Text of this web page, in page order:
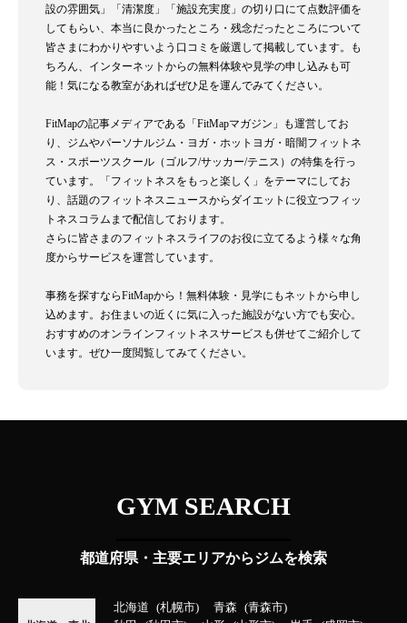
設の雰囲気」「清潔度」「施設充実度」の切り口にて点数評価を
してもらい、本当に良かったところ・残念だったところについて
皆さまにわかりやすいよう口コミを厳選して掲載しています。も
ちろん、インターネットからの無料体験や見学の申し込みも可
能！気になる教室があればぜひ足を運んでみてください。
FitMapの記事メディアである「FitMapマガジン」も運営してお
り、ジムやパーソナルジム・ヨガ・ホットヨガ・暗闇フィットネ
ス・スポーツスクール（ゴルフ/サッカー/テニス）の特集を行っ
ています。「フィットネスをもっと楽しく」をテーマにしてお
り、話題のフィットネスニュースからダイエットに役立つフィッ
トネスコラムまで配信しております。
さらに皆さまのフィットネスライフのお役に立てるよう様々な角
度からサービスを運営しています。
事務を探すならFitMapから！無料体験・見学にもネットから申し
込めます。お住まいの近くに気に入った施設がない方でも安心。
おすすめのオンラインフィットネスサービスも併せてご紹介して
います。ぜひ一度閲覧してみてください。
GYM SEARCH
都道府県・主要エリアからジムを検索
北海道 札幌市 青森
青森市